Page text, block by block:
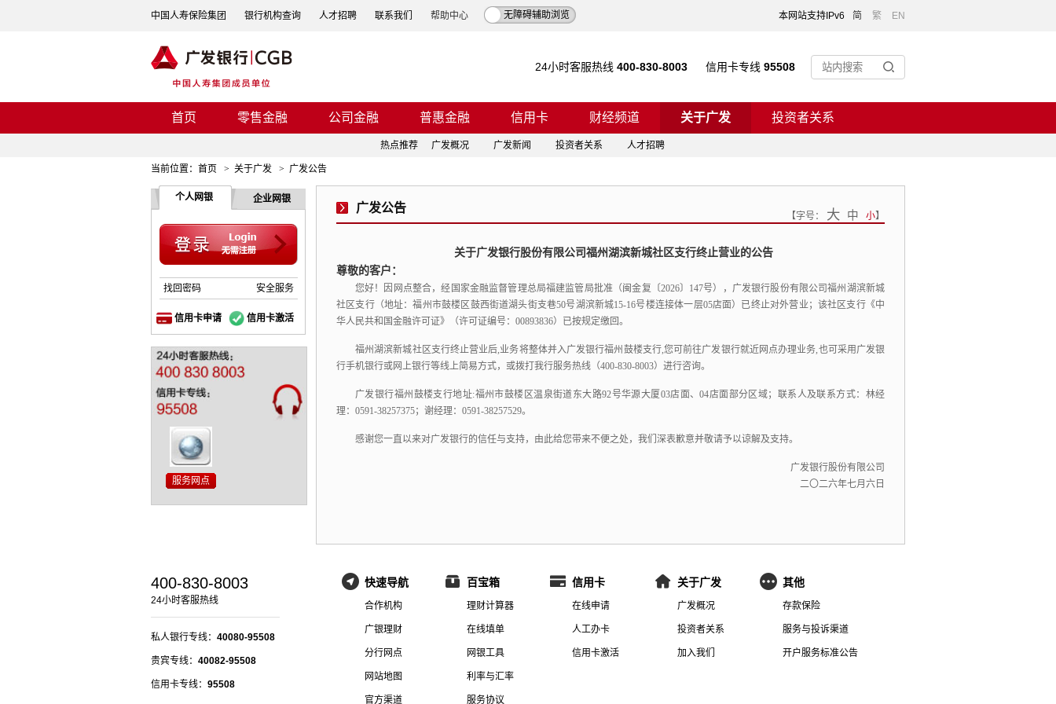
中国人寿保险集团 银行机构查询 人才招聘 联系我们 帮助中心 无障碍辅助浏览 本网站支持IPv6 简 繁 EN
24小时客服热线 400-830-8003 信用卡专线 95508
首页 零售金融 公司金融 普惠金融 信用卡 财经频道 关于广发 投资者关系
热点推荐 广发概况 广发新闻 投资者关系 人才招聘
当前位置： 首页 > 关于广发 > 广发公告
个人网银 企业网银
找回密码 安全服务
信用卡申请 信用卡激活
广发公告
【字号： 大 中 小】
关于广发银行股份有限公司福州湖滨新城社区支行终止营业的公告
尊敬的客户：
您好！ 因网点整合，经国家金融监督管理总局福建监管局批准（闽金复〔2026〕147号）， 广发银行股份有限公司福州湖滨新城
社区支行（地址：福州市鼓楼区鼓西街道湖头街支巷50号湖滨新城15-16号楼连接体一层05店面）已终止对外营业； 该社区支行《中
华人民共和国金融许可证》（许可证编号：00893836）已按规定缴回。
福州湖滨新城社区支行终止营业后,业务将整体并入广发银行福州 鼓楼支行,您可前往广发银行就近网点办理业务,也可采用广发银
行手机银行或网上银行等线上简易方式，或拨打我行服务热线（400-830-8003）进行咨询。
广发银行福州 鼓楼支行地址:福州市鼓楼区温泉街道东大路92号华源大厦03店面、04店面部分区域；联系人及联系方式： 林经
理：0591-38257375；谢经理：0591-38257529。
感谢您一直以来对广发银行的信任与支持，由此给您带来不便之处， 我们 深表歉意并敬请予以谅解及支持。
广发银行股份有限公司
二〇二六年七月 六 日
400-830-8003
24小时客服热线
私人银行专线： 40080-95508
贵宾专线： 40082-95508
信用卡专线： 95508
快速导航
合作机构
广银理财
分行网点
网站地图
官方渠道
百宝箱
理财计算器
在线填单
网银工具
利率与汇率
服务协议
信用卡
在线申请
人工办卡
信用卡激活
关于广发
广发概况
投资者关系
加入我们
其他
存款保险
服务与投诉渠道
开户服务标准公告